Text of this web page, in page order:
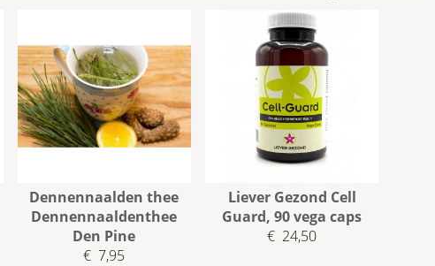
Dennennaalden thee
Dennennaaldenthee
Den Pine
€ 7,95
Liever Gezond Cell
Guard, 90 vega caps
€ 24,50